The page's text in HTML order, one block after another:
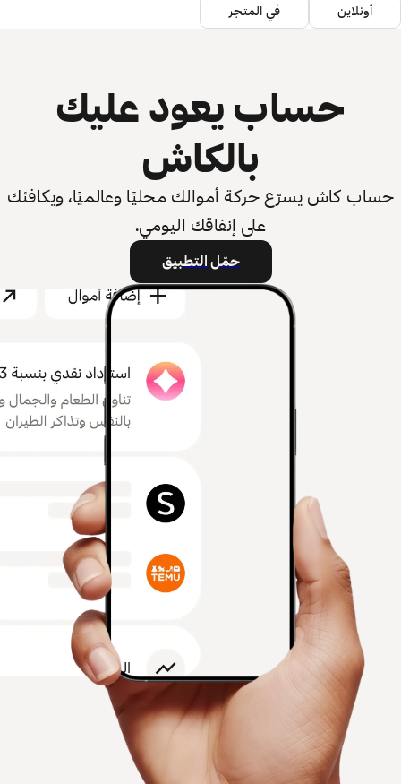
أونلاين في المتجر
حساب يعود عليك
بالكاش
حساب كاش يسرّع حركة أموالك محليًا وعالميًا، ويكافئك
على إنفاقك اليومي.
حمّل التطبيق